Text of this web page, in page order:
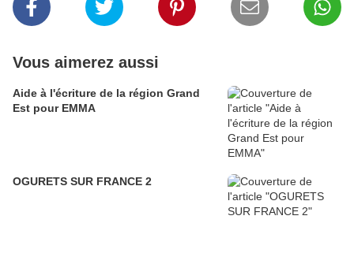
Vous aimerez aussi
Aide à l'écriture de la région Grand
Est pour EMMA
OGURETS SUR FRANCE 2